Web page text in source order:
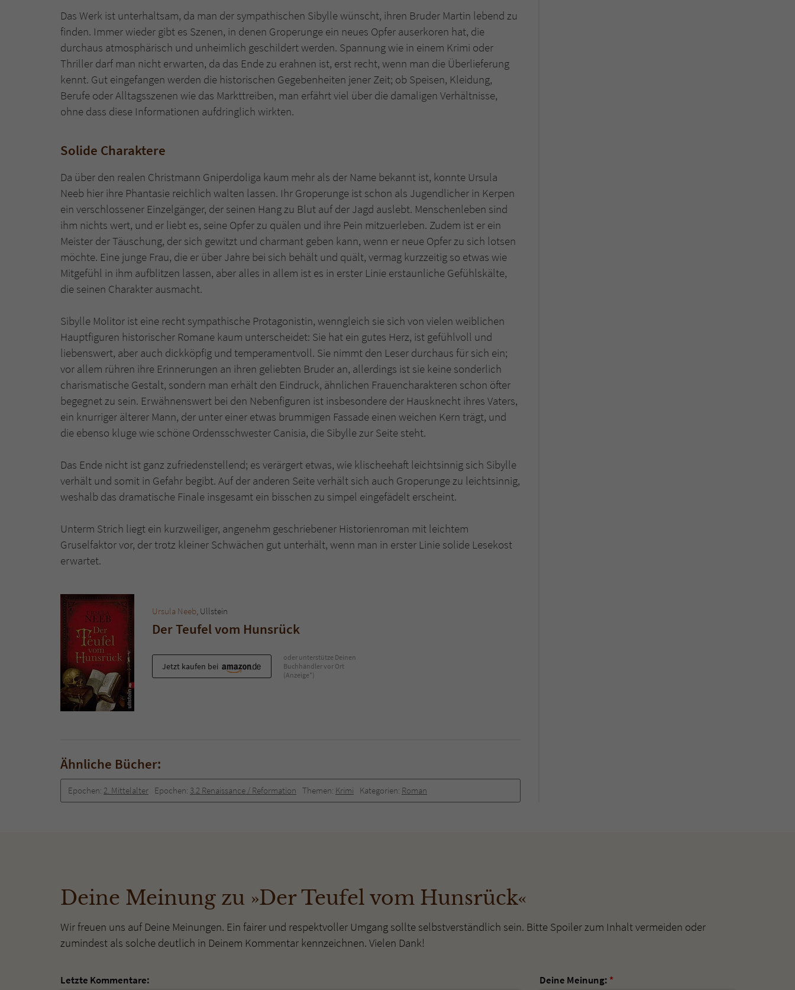
Das Werk ist unterhaltsam, da man der sympathischen Sibylle wünscht, ihren Bruder Martin lebend zu
finden. Immer wieder gibt es Szenen, in denen Groperunge ein neues Opfer auserkoren hat, die
durchaus atmosphärisch und unheimlich geschildert werden. Spannung wie in einem Krimi oder
Thriller darf man nicht erwarten, da das Ende zu erahnen ist, erst recht, wenn man die Überlieferung
kennt. Gut eingefangen werden die historischen Gegebenheiten jener Zeit; ob Speisen, Kleidung,
Berufe oder Alltagsszenen wie das Markttreiben, man erfährt viel über die damaligen Verhältnisse,
ohne dass diese Informationen aufdringlich wirkten.
Solide Charaktere
Da über den realen Christmann Gniperdoliga kaum mehr als der Name bekannt ist, konnte Ursula
Neeb hier ihre Phantasie reichlich walten lassen. Ihr Groperunge ist schon als Jugendlicher in Kerpen
ein verschlossener Einzelgänger, der seinen Hang zu Blut auf der Jagd auslebt. Menschenleben sind
ihm nichts wert, und er liebt es, seine Opfer zu quälen und ihre Pein mitzuerleben. Zudem ist er ein
Meister der Täuschung, der sich gewitzt und charmant geben kann, wenn er neue Opfer zu sich lotsen
möchte. Eine junge Frau, die er über Jahre bei sich behält und quält, vermag kurzzeitig so etwas wie
Mitgefühl in ihm aufblitzen lassen, aber alles in allem ist es in erster Linie erstaunliche Gefühlskälte,
die seinen Charakter ausmacht.
Sibylle Molitor ist eine recht sympathische Protagonistin, wenngleich sie sich von vielen weiblichen
Hauptfiguren historischer Romane kaum unterscheidet: Sie hat ein gutes Herz, ist gefühlvoll und
liebenswert, aber auch dickköpfig und temperamentvoll. Sie nimmt den Leser durchaus für sich ein;
vor allem rühren ihre Erinnerungen an ihren geliebten Bruder an, allerdings ist sie keine sonderlich
charismatische Gestalt, sondern man erhält den Eindruck, ähnlichen Frauencharakteren schon öfter
begegnet zu sein. Erwähnenswert bei den Nebenfiguren ist insbesondere der Hausknecht ihres Vaters,
ein knurriger älterer Mann, der unter einer etwas brummigen Fassade einen weichen Kern trägt, und
die ebenso kluge wie schöne Ordensschwester Canisia, die Sibylle zur Seite steht.
Das Ende nicht ist ganz zufriedenstellend; es verärgert etwas, wie klischeehaft leichtsinnig sich Sibylle
verhält und somit in Gefahr begibt. Auf der anderen Seite verhält sich auch Groperunge zu leichtsinnig,
weshalb das dramatische Finale insgesamt ein bisschen zu simpel eingefädelt erscheint.
Unterm Strich liegt ein kurzweiliger, angenehm geschriebener Historienroman mit leichtem
Gruselfaktor vor, der trotz kleiner Schwächen gut unterhält, wenn man in erster Linie solide Lesekost
erwartet.
Ursula Neeb, Ullstein
Der Teufel vom Hunsrück
Jetzt kaufen bei
oder unterstütze Deinen
Buchhändler vor Ort
(Anzeige*)
Ähnliche Bücher:
Epochen: 2. Mittelalter Epochen: 3.2 Renaissance / Reformation Themen: Krimi Kategorien: Roman
Deine Meinung zu »Der Teufel vom Hunsrück«
Wir freuen uns auf Deine Meinungen. Ein fairer und respektvoller Umgang sollte selbstverständlich sein. Bitte Spoiler zum Inhalt vermeiden oder
zumindest als solche deutlich in Deinem Kommentar kennzeichnen. Vielen Dank!
Letzte Kommentare: Deine Meinung: *